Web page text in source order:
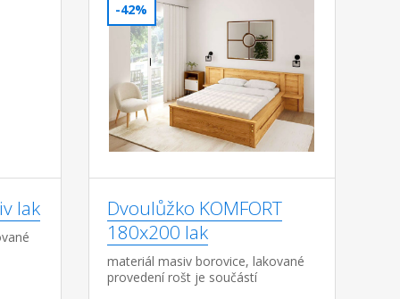
lak
-42%
Dvoulůžko KOMFORT
180x200 lak
materiál masiv borovice, lakované
provedení rošt je součástí